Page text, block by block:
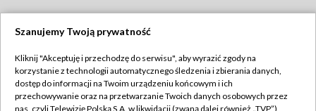
TVP
Abonament TVP
Regulamin TVP
Szanujemy Twoją prywatność
Kliknij "Akceptuję i przechodzę do serwisu", aby wyrazić zgody na
korzystanie z technologii automatycznego śledzenia i zbierania danych,
dostęp do informacji na Twoim urządzeniu końcowym i ich
przechowywanie oraz na przetwarzanie Twoich danych osobowych przez
nas, czyli Telewizję Polską S.A. w likwidacji (zwaną dalej również „TVP”),